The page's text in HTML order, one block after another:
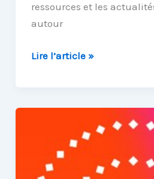
ressources et les
autour
On
réseau
M@ths
en-
Lire l’article »